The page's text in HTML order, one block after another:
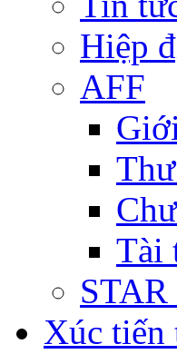
Hiệp
AFF
Tài
Xúc tiến